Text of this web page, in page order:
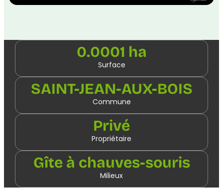
0.0001 ha
Surface
SAINT-JEAN-AUX-BOIS
Commune
Privé
Propriétaire
Gîte à chauves-souris
Milieux